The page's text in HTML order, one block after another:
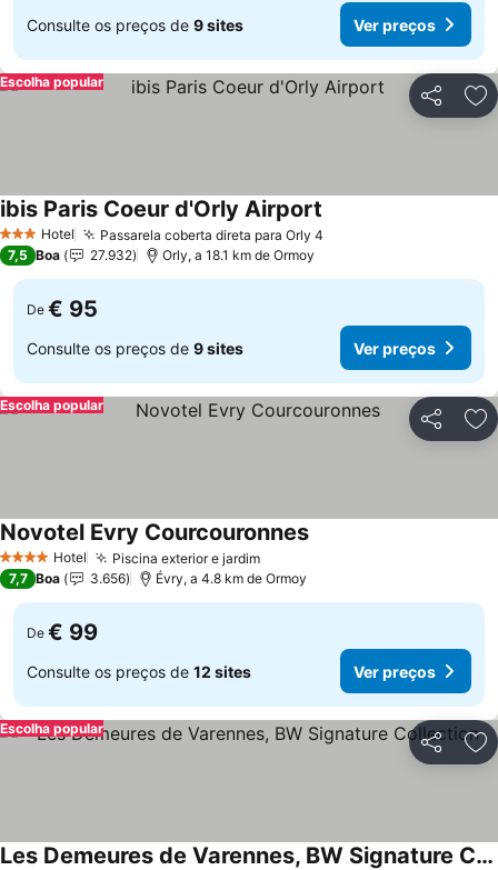
Consulte os preços de 9 sites Ver preços
Partilhar
Escolha popular
3 EstrelasHotel Passarela coberta direta para Orly 4
ibis Paris Coeur d'Orly Airport
7,5 Boa 27.932 Orly, a 18.1 km de Ormoy
De € 95
Consulte os preços de 9 sites Ver preços
Partilhar
Escolha popular
4 EstrelasHotel Piscina exterior e jardimVer preços
Novotel Evry CourcouronnesVer preços
7,7 Boa 3.656 Évry, a 4.8 km de Ormoy
De € 99
Consulte os preços de 12 sites Ver preços
Partilhar
Escolha popular
Les Demeures de Varennes, BW Signature Collection